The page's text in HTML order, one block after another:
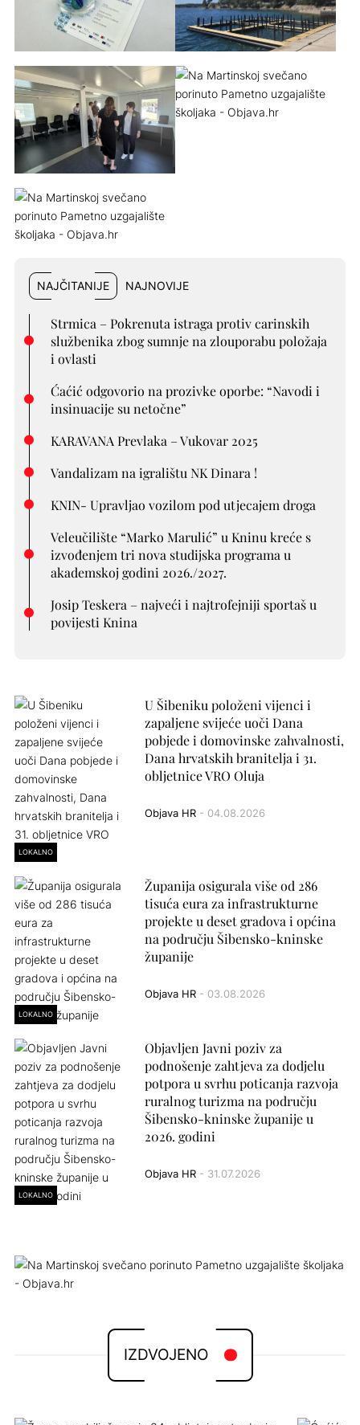
NAJČITANIJE NAJNOVIJE
Strmica – Pokrenuta istraga protiv carinskih
službenika zbog sumnje na zlouporabu položaja
i ovlasti
Ćaćić odgovorio na prozivke oporbe: “Navodi i
insinuacije su netočne”
KARAVANA Prevlaka – Vukovar 2025
Vandalizam na igralištu NK Dinara !
KNIN- Upravljao vozilom pod utjecajem droga
Veleučilište “Marko Marulić” u Kninu kreće s
izvođenjem tri nova studijska programa u
akademskoj godini 2026./2027.
Josip Teskera – najveći i najtrofejniji sportaš u
povijesti Knina
LOKALNO
U Šibeniku položeni vijenci i
zapaljene svijeće uoči Dana
pobjede i domovinske zahvalnosti,
Dana hrvatskih branitelja i 31.
obljetnice VRO Oluja
Objava HR - 04.08.2026
LOKALNO
Županija osigurala više od 286
tisuća eura za infrastrukturne
projekte u deset gradova i općina
na području Šibensko-kninske
županije
Objava HR - 03.08.2026
LOKALNO
Objavljen Javni poziv za
podnošenje zahtjeva za dodjelu
potpora u svrhu poticanja razvoja
ruralnog turizma na području
Šibensko-kninske županije u
2026. godini
Objava HR - 31.07.2026
IZDVOJENO